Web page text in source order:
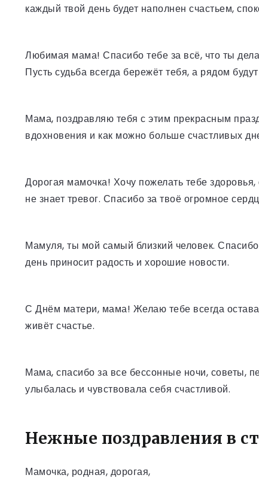
каждый твой день будет наполнен счастьем,
Любимая мама! Спасибо тебе за всё, что ты
Пусть судьба всегда бережёт тебя, а рядом
Мама, поздравляю тебя с этим прекрасным
вдохновения и как можно больше счастливых
Дорогая мамочка! Хочу пожелать тебе
не знает тревог. Спасибо за твоё огромное
Мамуля, ты мой самый близкий человек.
день приносит радость и хорошие новости.
С Днём матери, мама! Желаю тебе всегда
живёт счастье.
Мама, спасибо за все бессонные ночи, советы,
улыбалась и чувствовала себя счастливой.
Нежные поздравления в
Мамочка, родная, дорогая,